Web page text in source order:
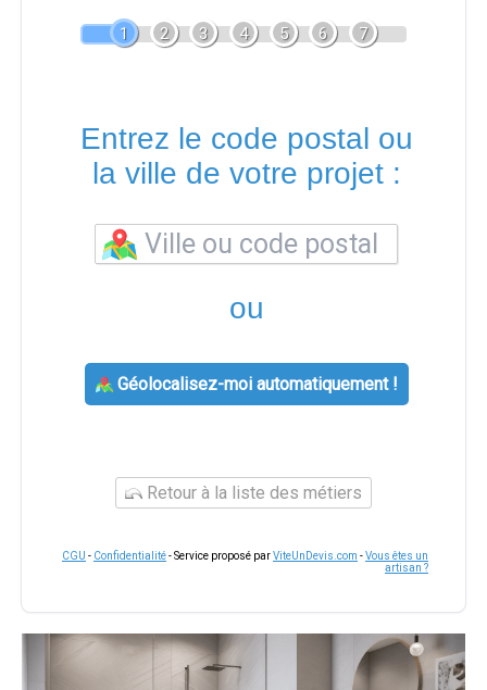
1 2 3 4 5 6 7
Entrez le code postal ou
la ville de votre projet :
ou
Géolocalisez-moi automatiquement !
Retour à la liste des métiers
CGU - Confidentialité- Service proposé parViteUnDevis.com -Vous êtes un
artisan ?